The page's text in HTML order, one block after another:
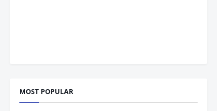
MOST POPULAR